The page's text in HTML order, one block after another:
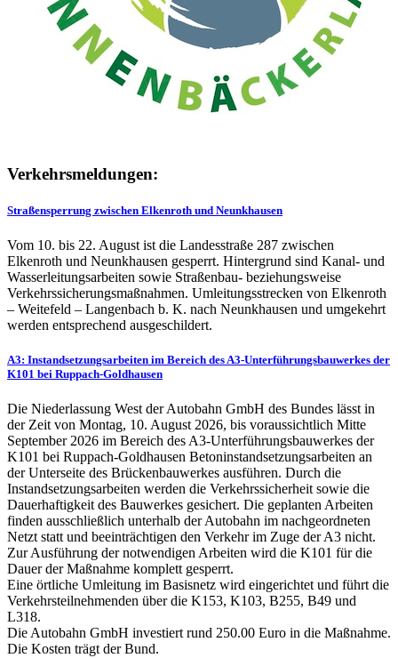
Verkehrsmeldungen:
Straßensperrung zwischen Elkenroth und Neunkhausen
Vom 10. bis 22. August ist die Landesstraße 287 zwischen
Elkenroth und Neunkhausen gesperrt. Hintergrund sind Kanal- und
Wasserleitungsarbeiten sowie Straßenbau- beziehungsweise
Verkehrssicherungsmaßnahmen. Umleitungsstrecken von Elkenroth
– Weitefeld – Langenbach b. K. nach Neunkhausen und umgekehrt
werden entsprechend ausgeschildert.
A3: Instandsetzungsarbeiten im Bereich des A3-Unterführungsbauwerkes der
K101 bei Ruppach-Goldhausen
Die Niederlassung West der Autobahn GmbH des Bundes lässt in
der Zeit von Montag, 10. August 2026, bis voraussichtlich Mitte
September 2026 im Bereich des A3-Unterführungsbauwerkes der
K101 bei Ruppach-Goldhausen Betoninstandsetzungsarbeiten an
der Unterseite des Brückenbauwerkes ausführen. Durch die
Instandsetzungsarbeiten werden die Verkehrssicherheit sowie die
Dauerhaftigkeit des Bauwerkes gesichert. Die geplanten Arbeiten
finden ausschließlich unterhalb der Autobahn im nachgeordneten
Netzt statt und beeinträchtigen den Verkehr im Zuge der A3 nicht.
Zur Ausführung der notwendigen Arbeiten wird die K101 für die
Dauer der Maßnahme komplett gesperrt.
Eine örtliche Umleitung im Basisnetz wird eingerichtet und führt die
Verkehrsteilnehmenden über die K153, K103, B255, B49 und
L318.
Die Autobahn GmbH investiert rund 250.00 Euro in die Maßnahme.
Die Kosten trägt der Bund.